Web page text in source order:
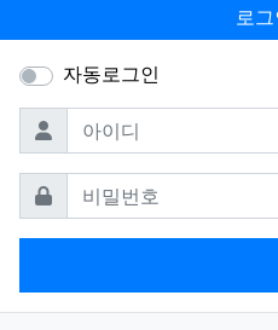
로그
자동로그인
아이디
필수
비밀번호필수